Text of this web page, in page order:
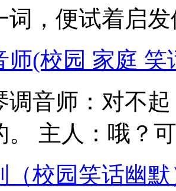
词，便试着启
师(校园 家庭 笑
调音师：对不
。 主人：哦？
（校园笑话幽